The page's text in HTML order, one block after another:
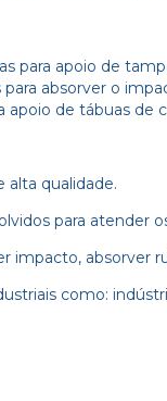
para apoio de
absorver o
apoio de tábuas de
alta qualidade.
para atender
impacto, absorver
como: